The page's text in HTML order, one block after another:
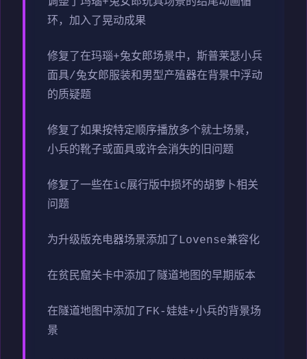
环，加入了晃动成果
修复了在玛瑙+兔女郎场景中，斯普莱瑟小兵
面具/兔女郎服装和男型产殖器在背景中浮动
的质疑题
修复了如果按特定顺序播放多个就士场景，
小兵的靴子或面具或许会消失的旧问题
修复了一些在ic展行版中损坏的胡萝卜相关
问题
为升级版充电器场景添加了Lovense兼容化
在贫民窟关卡中添加了隧道地图的早期版本
在隧道地图中添加了FK-娃娃+小兵的背景场
景